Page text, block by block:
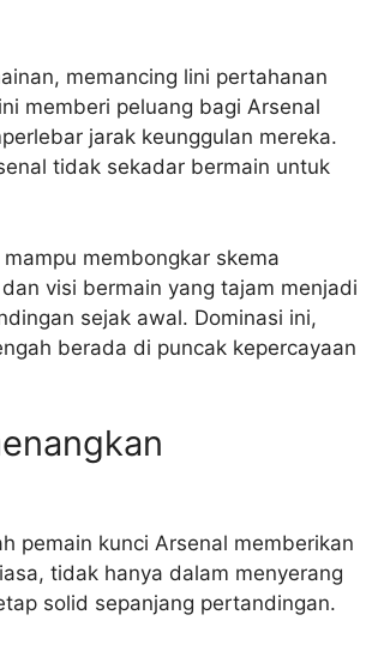
memancing lini pertahanan
memberi peluang bagi Arsenal
jarak keunggulan mereka.
tidak sekadar bermain untuk
membongkar skema
visi bermain yang tajam menjadi
sejak awal. Dominasi ini,
berada di puncak kepercayaan
pemain kunci Arsenal memberikan
tidak hanya dalam menyerang
solid sepanjang pertandingan.